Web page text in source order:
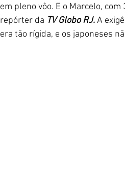
em pleno vôo. E o Marcelo,
repórter da TV Globo RJ. A
era tão rígida, e os japoneses